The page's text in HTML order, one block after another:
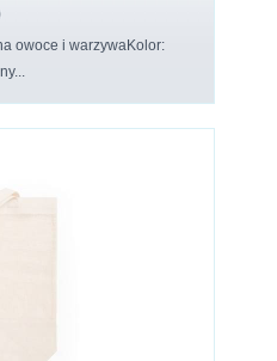
owoce i warzywaKolor: